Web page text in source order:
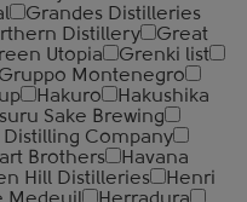
Grandes Distilleries
Distillery
Great
Utopia
Grenki list
Gruppo Montenegro
Hakuro
Hakushika
Sake Brewing
Distilling Company
Brothers
Havana
Hill Distilleries
Henri